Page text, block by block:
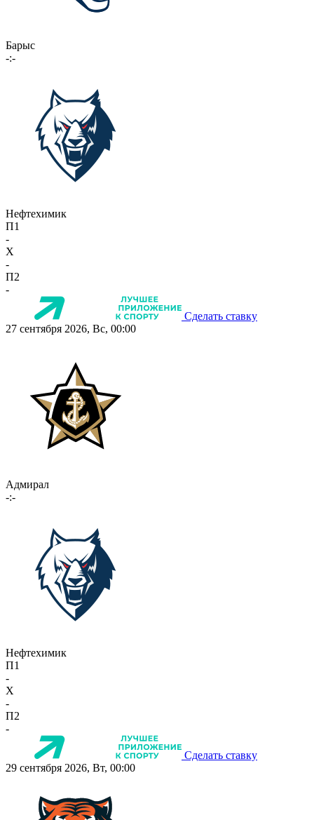
Барыс
-:-
Нефтехимик
П1
-
X
-
П2
-
Сделать ставку
27 сентября 2026, Вс, 00:00
Адмирал
-:-
Нефтехимик
П1
-
X
-
П2
-
Сделать ставку
29 сентября 2026, Вт, 00:00